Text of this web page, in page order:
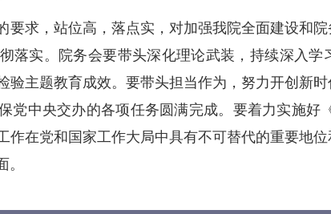
要求，站位高，落点实，对加强我院全面建设和
落实。院务会要带头深化理论武装，持续深入
验主题教育成效。要带头担当作为，努力开创新
党中央交办的各项任务圆满完成。要着力实施好
作在党和国家工作大局中具有不可替代的重要地